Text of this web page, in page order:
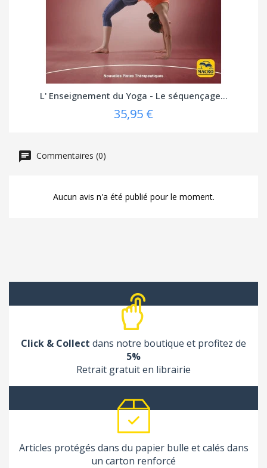
L' Enseignement du Yoga - Le séquençage...
35,95 €
Commentaires (0)
Aucun avis n'a été publié pour le moment.
Click & Collect dans notre boutique et profitez de
5%
Retrait gratuit en librairie
Articles protégés dans du papier bulle et calés dans
un carton renforcé